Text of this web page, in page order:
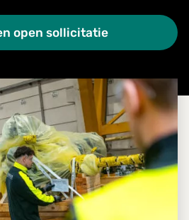
open sollicitatie